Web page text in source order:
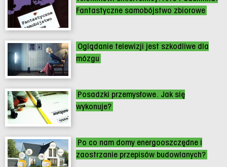
Fantastyczne samobójstwo zbiorowe
Oglądanie telewizji jest szkodliwe dla
mózgu
Posadzki przemysłowe. Jak się
wykonuje?
Po co nam domy energooszczędne i
zaostrzanie przepisów budowlanych?